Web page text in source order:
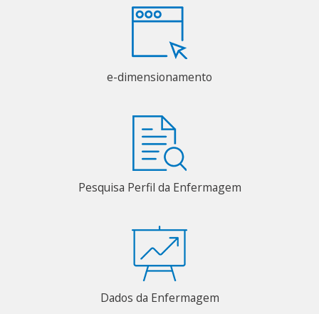
e-dimensionamento
Pesquisa Perfil da Enfermagem
Dados da Enfermagem